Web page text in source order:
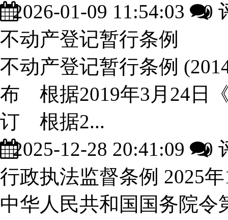
2026-01-09 11:54:03
0
不动产登记暂行条例
不动产登记暂行条例
布 根据2019年3月24日
订 根据2...
2025-12-28 20:41:09
0
行政执法监督条例 2025
中华人民共和国国务院令